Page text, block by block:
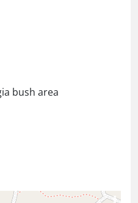
bush area